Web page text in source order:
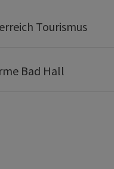
Tourismus
Bad Hall